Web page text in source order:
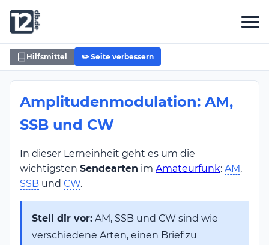
Hilfsmittel ✏️ Seite verbessern
Amplitudenmodulation: AM,
SSB und CW
In dieser Lerneinheit geht es um die
wichtigsten Sendearten im Amateurfunk: AM,
SSB und CW.
Stell dir vor: AM, SSB und CW sind wie
verschiedene Arten, einen Brief zu